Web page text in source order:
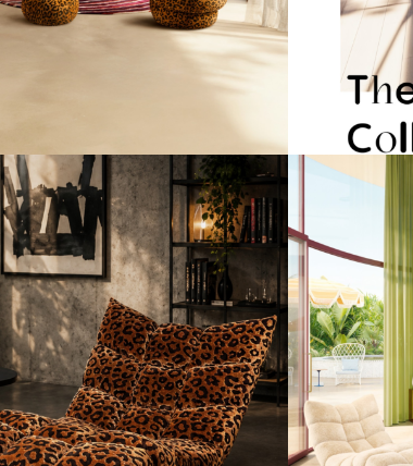
statement. A quiet retreat.
Mit unserem...
198 4